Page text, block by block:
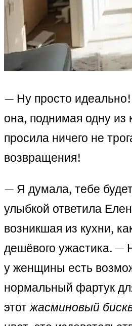
— Ну просто
она, поднимая одну
просила ничего не
возвращения!
— Я думала, тебе
улыбкой ответила
возникшая из кухни,
дешёвого ужастика. —
у женщины есть
нормальный фартук
этотжасминовый